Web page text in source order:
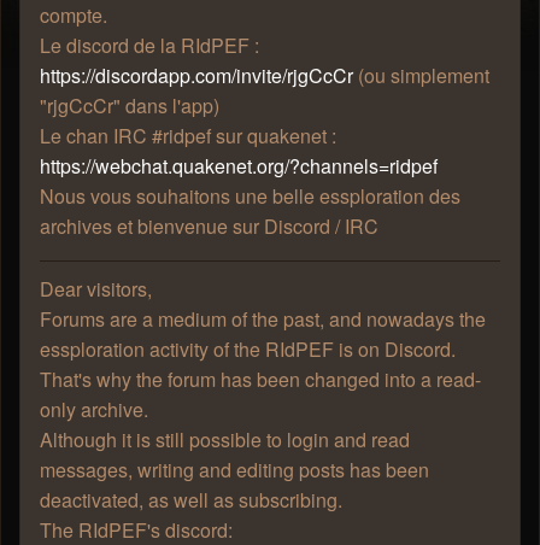
compte.
Le discord de la RIdPEF :
https://discordapp.com/invite/rjgCcCr(ou simplement
"rjgCcCr" dans l'app)
Le chan IRC #ridpef sur quakenet :
https://webchat.quakenet.org/?channels=ridpef
Nous vous souhaitons une belle essploration des
archives et bienvenue sur Discord / IRC
Dear visitors,
Forums are a medium of the past, and nowadays the
essploration activity of the RIdPEF is on Discord.
That's why the forum has been changed into a read-
only archive.
Although it is still possible to login and read
messages, writing and editing posts has been
deactivated, as well as subscribing.
The RIdPEF's discord:
CHAPITRE 10: CA CAILLE SES GRANDS MORTS
A nouveau, un blackout. A nouveau, une odeur iodée.
Cette fois-ci elle était accompagnée d'une odeur intense
de sueur. Et pas la mienne.
A l'horizon, je pouvais voir la mer. Elle était... différente.
Je me suis donc levé et j'ai commencé mon pèlerinage
en ce nouveau lieu.